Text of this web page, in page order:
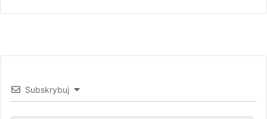
Subskrybuj